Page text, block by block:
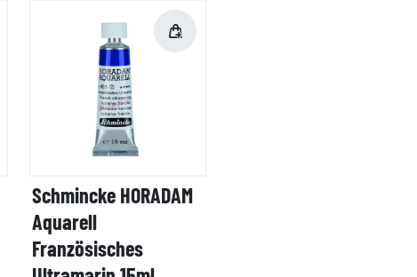
Schmincke HORADAM
Aquarell
Französisches